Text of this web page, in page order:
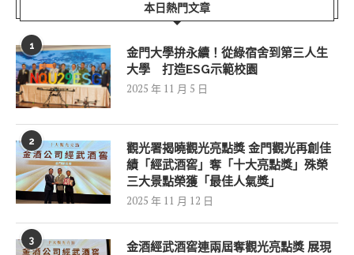
本日熱門文章
1
金門大學拚永續！從綠宿舍到第三人生
大學 打造ESG示範校園
2025 年 11 月 5 日
2
觀光署揭曉觀光亮點獎 金門觀光再創佳
績「經武酒窖」奪「十大亮點獎」殊榮
三大景點榮獲「最佳人氣獎」
2025 年 11 月 12 日
3
金酒經武酒窖連兩屆奪觀光亮點獎 展現